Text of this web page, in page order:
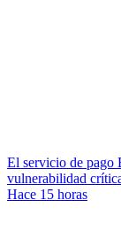
El servicio de pago
vulnerabilidad
Hace 15 horas